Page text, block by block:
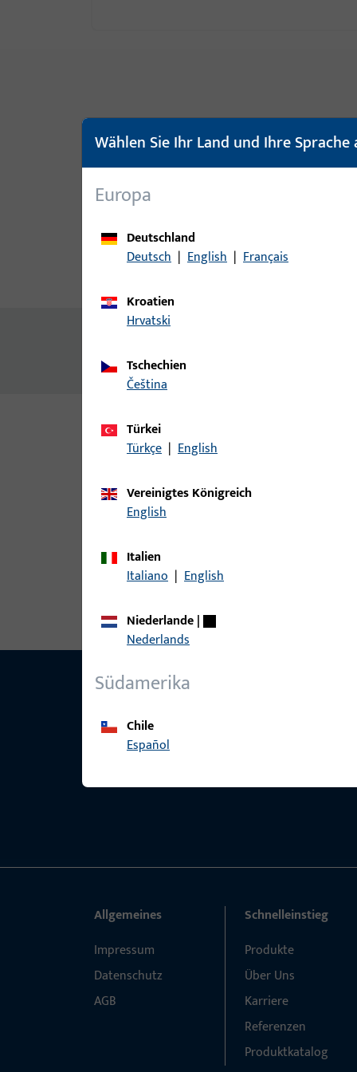
Aufsatzschiene P 1634, EV 1
Varianten
9-39309-25-0-5 A |
Wählen Sie Ihr Land und Ihre Sprache
Europa
Deutschland
Deutsch | English | Français
Kroatien
Hrvatski
Tschechien
čeština
Türkei
Türkçe | English
Vereinigtes Königreich
English
Italien
Italiano | English
Niederlande|
Nederlands
Südamerika
Chile
Español
Allgemeines
Impressum
Datenschutz
AGB
Schnelleinstieg
Produkte
Über Uns
Karriere
Referenzen
Produktkatalog